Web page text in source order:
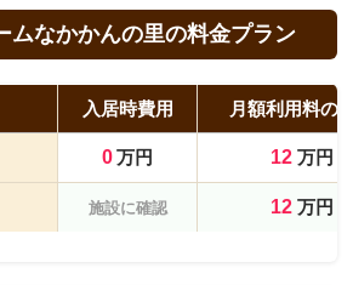
ムなかかんの里の料金プラン
入居時費用 月額利用料の
0万円 12万円
施設に確認 12万円